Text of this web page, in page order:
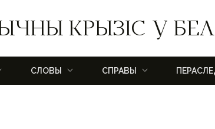
КРЫЗІС У
СЛОВЫ СПРАВЫ